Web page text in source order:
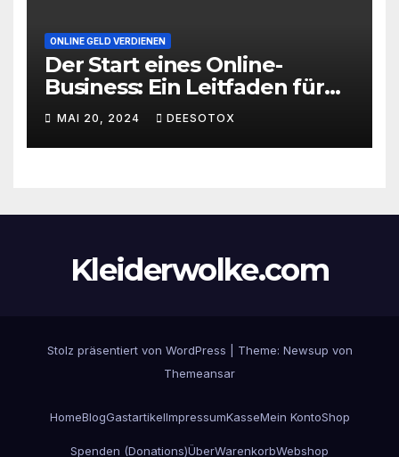
ONLINE GELD VERDIENEN
Der Start eines Online-
Business: Ein Leitfaden für
den erfolgreichen Einstieg
MAI 20, 2024 DEESOTOX
Kleiderwolke.com
Stolz präsentiert von WordPress Theme: Newsup von
Themeansar
HomeBlogGastartikelImpressumKasseMein KontoShop
Spenden (Donations)ÜberWarenkorbWebshop